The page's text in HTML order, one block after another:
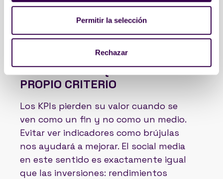
Permitir la selección
Rechazar
Si todo da igual, entonces nada
importa.
CUANDO LAS MÉTRICAS
MANDAN MÁS QUE NUESTRO
PROPIO CRITERIO
Los KPIs pierden su valor cuando se
ven como un fin y no como un medio.
Evitar ver indicadores como brújulas
nos ayudará a mejorar. El social media
en este sentido es exactamente igual
que las inversiones: rendimientos